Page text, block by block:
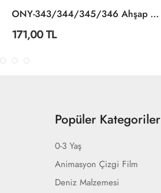
ONY-343/344/345/346 Ahşap Eğitici 4'lü Puzzle -Onyıl
171,00 TL
Popüler Kategoriler
0-3 Yaş
Animasyon Çizgi Film
Deniz Malzemesi